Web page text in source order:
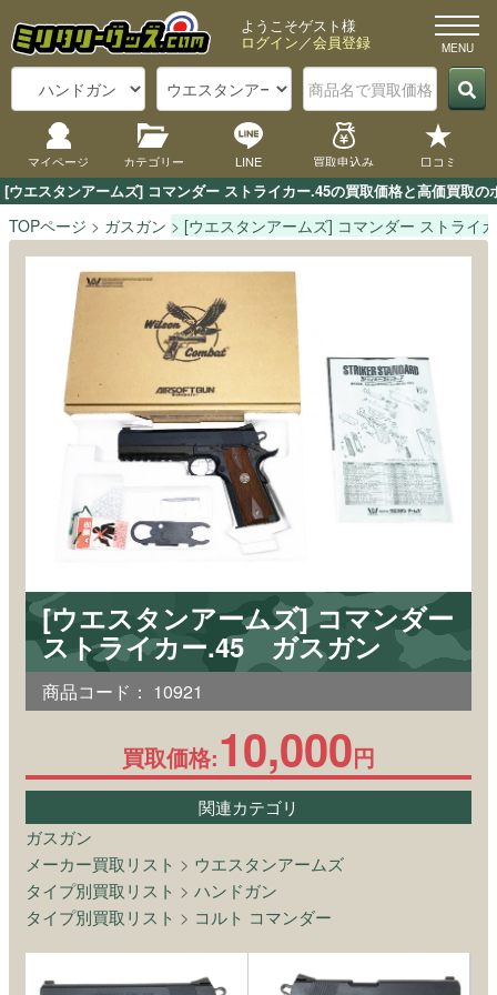
[ウエスタンアームズ] コマンダー ストライカー.45の買取価格と高価買取
ようこそゲスト様
ログイン／会員登録
マイページ カテゴリー LINE 買取申込み 口コミ
TOPページ ガスガン [ウエスタンアームズ] コマンダー ストライ
[ウエスタンアームズ] コマンダー
ストライカー.45 ガスガン
商品コード： 10921
買取価格:10,000円
関連カテゴリ
ガスガン
メーカー買取リスト > ウエスタンアームズ
タイプ別買取リスト > ハンドガン
タイプ別買取リスト > コルト コマンダー